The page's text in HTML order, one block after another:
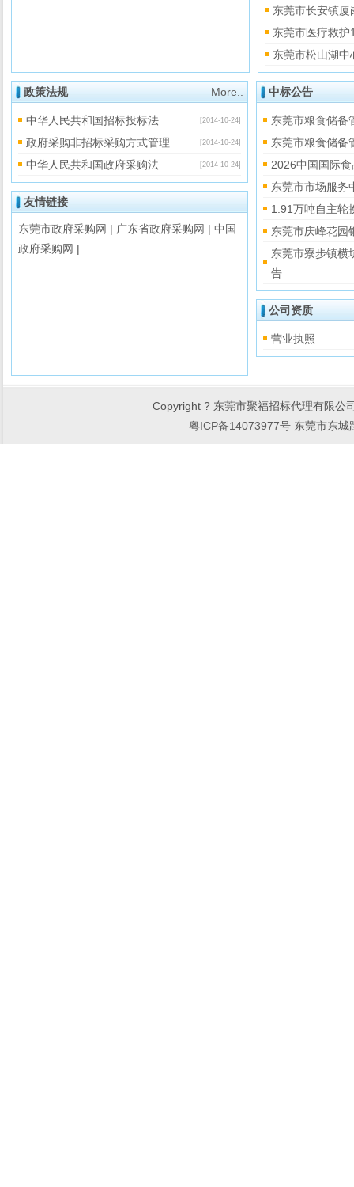
东莞市长安镇厦
东莞市医疗救
东莞市松山湖
政策法规 More..
中华人民共和国招标投标法 [2014-10-24]
政府采购非招标采购方式管理 [2014-10-24]
中华人民共和国政府采购法 [2014-10-24]
友情链接
东莞市政府采购网 | 广东省政府采购网 | 中国
政府采购网 |
中标公告
东莞市粮食储备
东莞市粮食储备
2026中国国际
东莞市市场服务
1.91万吨自主轮
东莞市庆峰花园
东莞市寮步镇横
告
公司资质
营业执照
Copyright ? 东莞市聚福招标代理有限
粤ICP备14073977号 东莞市东城